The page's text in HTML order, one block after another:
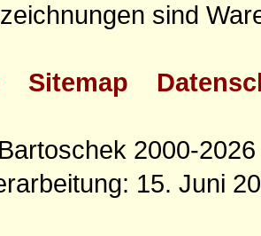
sind
Sitemap
2000-2026
15. Juni